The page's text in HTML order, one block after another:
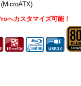
へカスタマイズ可能！